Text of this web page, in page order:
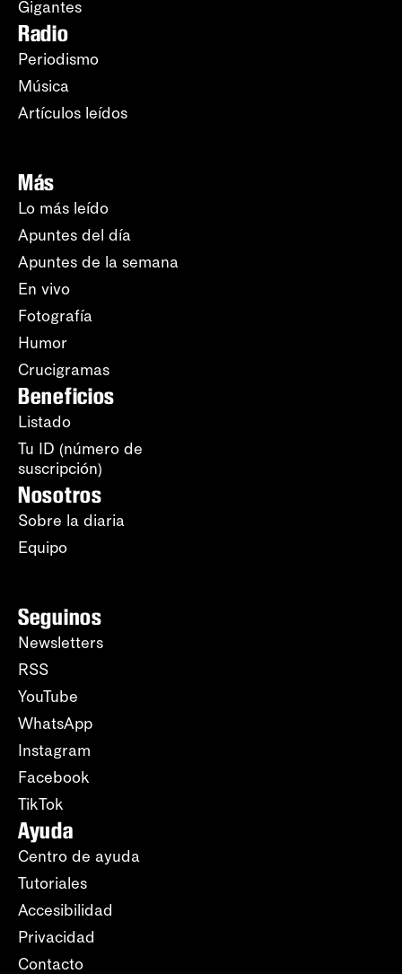
Gigantes
Radio
Periodismo
Música
Artículos leídos
Más
Lo más leído
Apuntes del día
Apuntes de la semana
En vivo
Fotografía
Humor
Crucigramas
Beneficios
Listado
Tu ID (número de
suscripción)
Nosotros
Sobre la diaria
Equipo
Seguinos
Newsletters
RSS
YouTube
WhatsApp
Instagram
Facebook
TikTok
Ayuda
Centro de ayuda
Tutoriales
Accesibilidad
Privacidad
Contacto